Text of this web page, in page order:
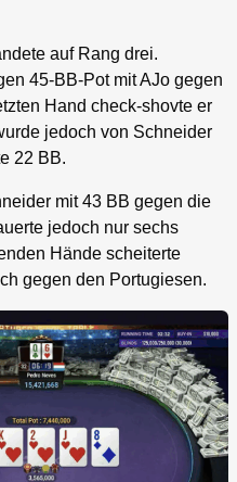
auf Rang drei.
45-BB-Pot mit AJo gegen
Hand check-shovte er
jedoch von Schneider
22 BB.
mit 43 BB gegen die
jedoch nur sechs
Hände scheiterte
gegen den Portugiesen.